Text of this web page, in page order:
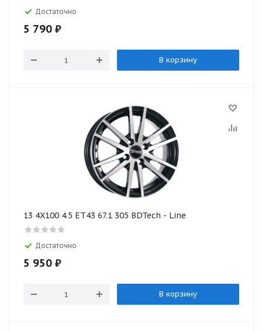
Достаточно
5 790 ₽
В корзину
13 4X100 4.5 ET43 67.1 305 BDTech - Line
Достаточно
5 950 ₽
В корзину